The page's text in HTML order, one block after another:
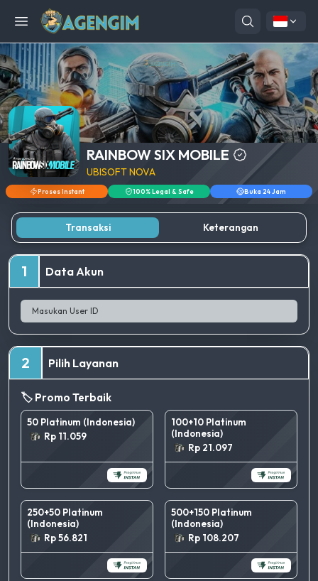
Open menu
RAINBOW SIX MOBILE
UBISOFT NOVA
Proses Instant 100% Legal & Safe Buka 24 Jam
Transaksi Keterangan
1 Data Akun
2 Pilih Layanan
🏷️ Promo Terbaik
50 Platinum (Indonesia)
Rp 11.059
100+10 Platinum
(Indonesia)
Rp 21.097
250+50 Platinum
(Indonesia)
Rp 56.821
500+150 Platinum
(Indonesia)
Rp 108.207